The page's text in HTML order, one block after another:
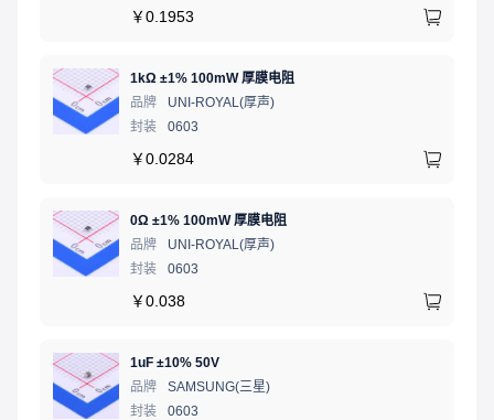
￥0.1953
1kΩ ±1% 100mW 厚膜电阻
品牌
UNI-ROYAL(厚声)
封装
0603
￥0.0284
0Ω ±1% 100mW 厚膜电阻
品牌
UNI-ROYAL(厚声)
封装
0603
￥0.038
1uF ±10% 50V
品牌
SAMSUNG(三星)
封装
0603